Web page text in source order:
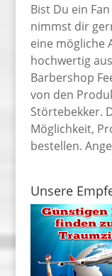
Bist Du ein
nimmst dir
eine mögliche
hochwertig
Barbershop
von den
Störtebekker.
Möglichkeit,
bestellen.
Unsere